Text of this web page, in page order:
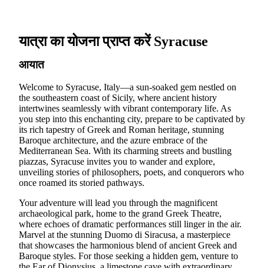
यात्रा का योजना प्राप्त करें Syracuse
आयात
Welcome to Syracuse, Italy—a sun-soaked gem nestled on
the southeastern coast of Sicily, where ancient history
intertwines seamlessly with vibrant contemporary life. As
you step into this enchanting city, prepare to be captivated by
its rich tapestry of Greek and Roman heritage, stunning
Baroque architecture, and the azure embrace of the
Mediterranean Sea. With its charming streets and bustling
piazzas, Syracuse invites you to wander and explore,
unveiling stories of philosophers, poets, and conquerors who
once roamed its storied pathways.
Your adventure will lead you through the magnificent
archaeological park, home to the grand Greek Theatre,
where echoes of dramatic performances still linger in the air.
Marvel at the stunning Duomo di Siracusa, a masterpiece
that showcases the harmonious blend of ancient Greek and
Baroque styles. For those seeking a hidden gem, venture to